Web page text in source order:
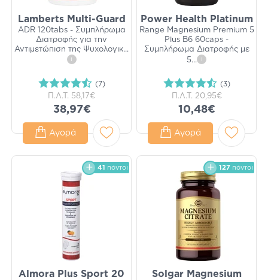
Lamberts Multi-Guard
ADR 120tabs - Συμπλήρωμα
Διατροφής για την
Αντιμετώπιση της Ψυχολογικ...
i
(7)
Π.Λ.Τ. 58,17€
38,97€
Αγορά
Power Health Platinum
Range Magnesium Premium 5
Plus B6 60caps -
Συμπλήρωμα Διατροφής με
5... i
(3)
Π.Λ.Τ. 20,95€
10,48€
Αγορά
41 πόντοι
Almora Plus Sport 20
127 πόντοι
Solgar Magnesium